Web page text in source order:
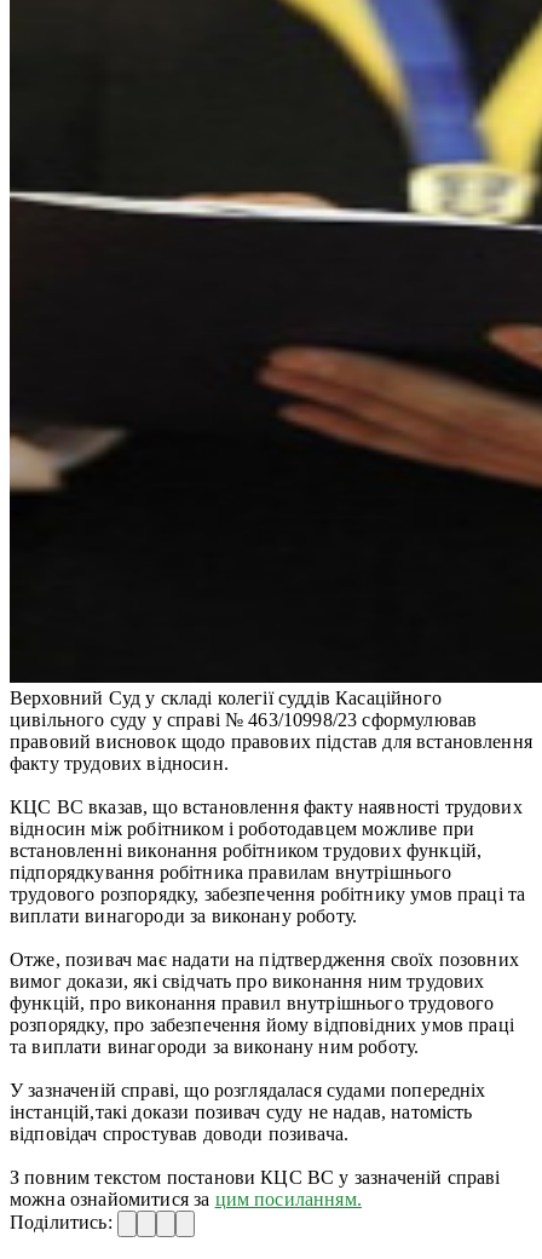
Верховний Суд у складі колегії суддів Касаційного
цивільного суду у справі № 463/10998/23 сформулював
правовий висновок щодо правових підстав для встановлення
факту трудових відносин.
КЦС ВС вказав, що встановлення факту наявності трудових
відносин між робітником і роботодавцем можливе при
встановленні виконання робітником трудових функцій,
підпорядкування робітника правилам внутрішнього
трудового розпорядку, забезпечення робітнику умов праці та
виплати винагороди за виконану роботу.
Отже, позивач має надати на підтвердження своїх позовних
вимог докази, які свідчать про виконання ним трудових
функцій, про виконання правил внутрішнього трудового
розпорядку, про забезпечення йому відповідних умов праці
та виплати винагороди за виконану ним роботу.
У зазначеній справі, що розглядалася судами попередніх
інстанцій,такі докази позивач суду не надав, натомість
відповідач спростував доводи позивача.
З повним текстом постанови КЦС ВС у зазначеній справі
можна ознайомитися за цим посиланням.
Поділитись: